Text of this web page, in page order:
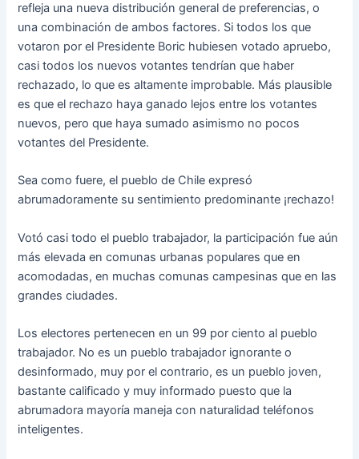
refleja una nueva distribución general de preferencias, o
una combinación de ambos factores. Si todos los que
votaron por el Presidente Boric hubiesen votado apruebo,
casi todos los nuevos votantes tendrían que haber
rechazado, lo que es altamente improbable. Más plausible
es que el rechazo haya ganado lejos entre los votantes
nuevos, pero que haya sumado asimismo no pocos
votantes del Presidente.
Sea como fuere, el pueblo de Chile expresó
abrumadoramente su sentimiento predominante ¡rechazo!
Votó casi todo el pueblo trabajador, la participación fue aún
más elevada en comunas urbanas populares que en
acomodadas, en muchas comunas campesinas que en las
grandes ciudades.
Los electores pertenecen en un 99 por ciento al pueblo
trabajador. No es un pueblo trabajador ignorante o
desinformado, muy por el contrario, es un pueblo joven,
bastante calificado y muy informado puesto que la
abrumadora mayoría maneja con naturalidad teléfonos
inteligentes.